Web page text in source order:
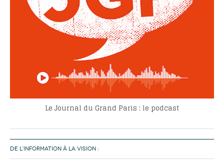
Le Journal du Grand Paris : le podcast
DE L’INFORMATION À LA VISION :